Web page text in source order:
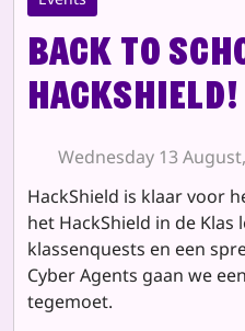
Back to
HackShield!
Wednesday 13
HackShield is klaar voor
het HackShield in de Klas
klassenquests en een
Cyber Agents gaan we
tegemoet.